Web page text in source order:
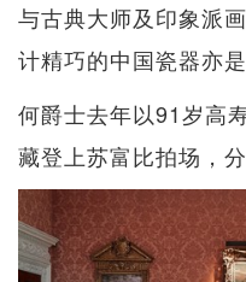
与古典大师及印象派
计精巧的中国瓷器亦是
何爵士去年以91岁高
藏登上苏富比拍场，